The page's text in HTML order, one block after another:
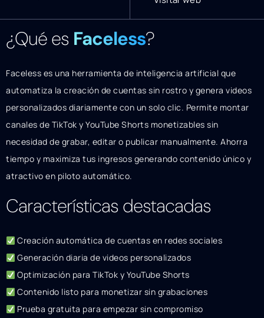
¿Qué es Faceless?
Faceless es una herramienta de inteligencia artificial que
automatiza la creación de cuentas sin rostro y genera videos
personalizados diariamente con un solo clic. Permite montar
canales de TikTok y YouTube Shorts monetizables sin
necesidad de grabar, editar o publicar manualmente. Ahorra
tiempo y maximiza tus ingresos generando contenido único y
atractivo en piloto automático.
Características destacadas
Creación automática de cuentas en redes sociales
Generación diaria de videos personalizados
Optimización para TikTok y YouTube Shorts
Contenido listo para monetizar sin grabaciones
Prueba gratuita para empezar sin compromiso